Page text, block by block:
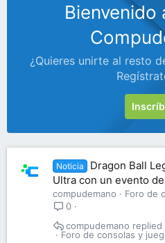
Bienvenido
¿Quieres unirte al resto
Noticia
Dragon Ball
Ultra con un evento
compudemano
Foro de
0
Foro de consolas y
compudemano